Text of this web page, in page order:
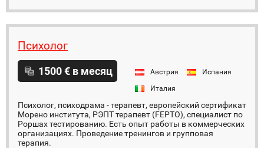
Психолог
1500 € в месяц Австрия
Испания
Италия
Психолог, психодрама - терапевт, европейский сертификат
Морено института, РЭПТ терапевт (FEPTO), специалист по
Роршах тестированию. Есть опыт работы в коммерческих
организациях. Проведение тренингов и групповая
терапия.